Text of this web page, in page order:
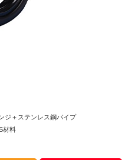
ジ＋ステンレス鋼パイプ
材料